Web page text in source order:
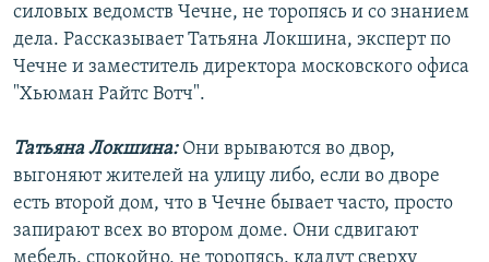
силовых ведомств Чечне, не торопясь и со знанием
дела. Рассказывает Татьяна Локшина, эксперт по
Чечне и заместитель директора московского офиса
"Хьюман Райтс Вотч".
Татьяна Локшина: Они врываются во двор,
выгоняют жителей на улицу либо, если во дворе
есть второй дом, что в Чечне бывает часто, просто
запирают всех во втором доме. Они сдвигают